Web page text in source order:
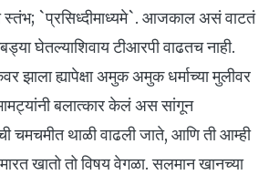
स्तंभ; `प्रसिध्दीमाध्यमे`. आजकाल असं वाटतं
घेतल्याशिवाय टीआरपी वाढतच नाही.
झाला ह्यापेक्षा अमुक अमुक धर्माच्या मुलीवर
बलात्कार केलं अस सांगून
चमचमीत थाळी वाढली जाते, आणि ती आम्ही
खातो तो विषय वेगळा. सलमान खानच्या